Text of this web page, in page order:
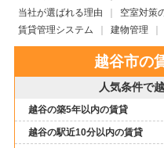
当社が選ばれる理由
空室対策
賃貸管理システム
建物管理
越谷市の
人気条件で
越谷の築5年以内の賃貸
越谷の駅近10分以内の賃貸